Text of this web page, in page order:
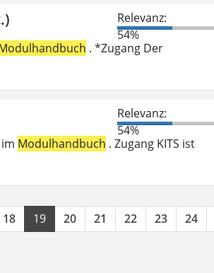
Relevanz:
54%
. *Zugang Der
Relevanz:
54%
Modulhandbuch . Zugang KITS ist
18 19 20 21 22 23 24